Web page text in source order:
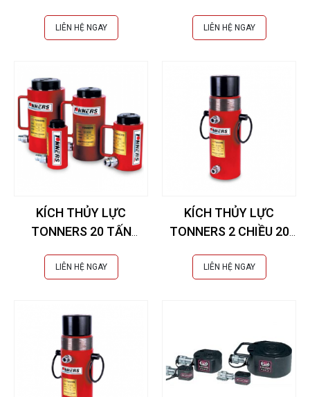
LIÊN HỆ NGAY LIÊN HỆ NGAY
KÍCH THỦY LỰC
TONNERS 20 TẤN
LIÊN HỆ NGAY
KÍCH THỦY LỰC
TONNERS 2 CHIỀU 20
LIÊN HỆ NGAY